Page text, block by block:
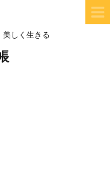
美しく生きる